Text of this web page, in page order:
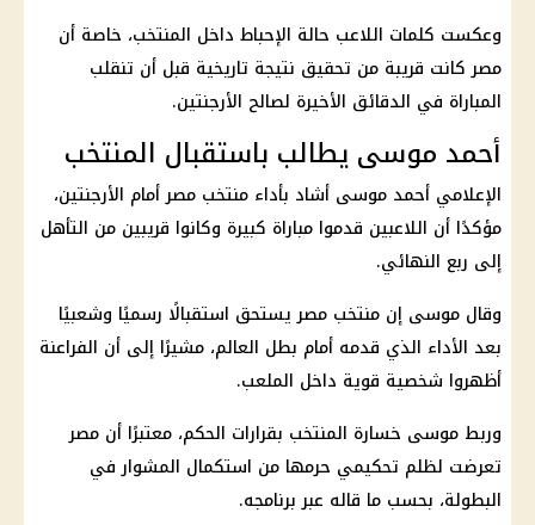
وعكست كلمات اللاعب حالة الإحباط داخل المنتخب، خاصة أن
مصر كانت قريبة من تحقيق نتيجة تاريخية قبل أن تنقلب
المباراة في الدقائق الأخيرة لصالح الأرجنتين.
أحمد موسى يطالب باستقبال المنتخب
الإعلامي أحمد موسى أشاد بأداء منتخب مصر أمام الأرجنتين،
مؤكدًا أن اللاعبين قدموا مباراة كبيرة وكانوا قريبين من التأهل
إلى ربع النهائي.
وقال موسى إن منتخب مصريستحق استقبالًا رسميًا وشعبيًا
بعد الأداء الذي قدمه أمام بطل العالم، مشيرًا إلى أن الفراعنة
أظهروا شخصية قوية داخل الملعب.
وربط موسى خسارة المنتخب بقرارات الحكم، معتبرًا أن مصر
تعرضت لظلم تحكيمي حرمها من استكمال المشوار في
البطولة، بحسب ما قاله عبر برنامجه.